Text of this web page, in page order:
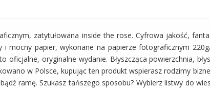
zatytułowana inside the rose. Cyfrowa jakość,
mocny papier, wykonane na papierze fotograficznym
oryginalne wydanie. Błyszcząca powierzchnia,
w Polsce, kupując ten produkt wspierasz rodzimy
ramę. Szukasz tańszego sposobu? Wybierz listwy do